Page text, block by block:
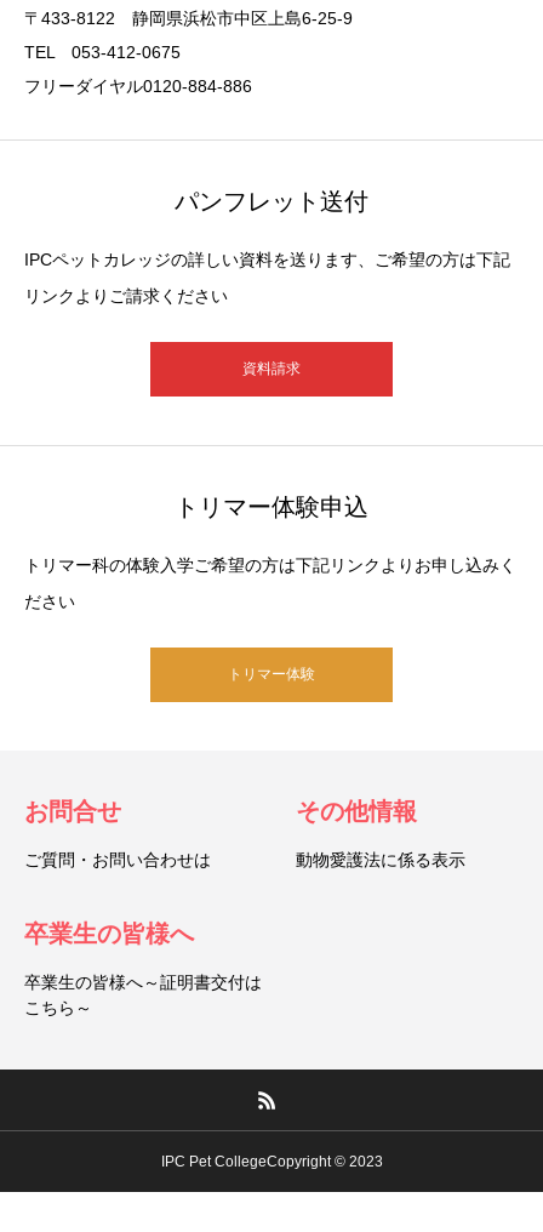
〒433-8122 静岡県浜松市中区上島6-25-9
TEL 053-412-0675
フリーダイヤル0120-884-886
パンフレット送付
IPCペットカレッジの詳しい資料を送ります、ご希望の方は下記
リンクよりご請求ください
資料請求
トリマー体験申込
トリマー科の体験入学ご希望の方は下記リンクよりお申し込みく
ださい
トリマー体験
お問合せ
ご質問・お問い合わせは
その他情報
動物愛護法に係る表示
卒業生の皆様へ
卒業生の皆様へ～証明書交付は
こちら～
IPC Pet CollegeCopyright © 2023